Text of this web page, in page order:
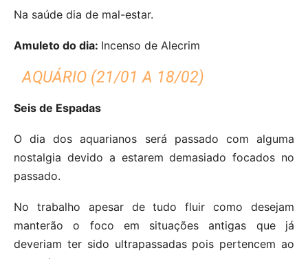
Na saúde dia de mal-estar.
Amuleto do dia: Incenso de Alecrim
AQUÁRIO (21/01 A 18/02)
Seis de Espadas
O dia dos aquarianos será passado com alguma
nostalgia devido a estarem demasiado focados no
passado.
No trabalho apesar de tudo fluir como desejam
manterão o foco em situações antigas que já
deveriam ter sido ultrapassadas pois pertencem ao